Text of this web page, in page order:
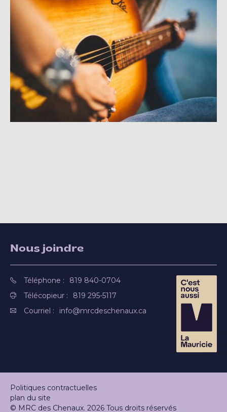
Nous joindre
Téléphone :
819 840-0704
Télécopieur :
819 295-5117
Courriel :
info@mrcdeschenaux.ca
Politiques contractuelles
plan du site
© MRC des Chenaux. 2026 Tous droits réservés